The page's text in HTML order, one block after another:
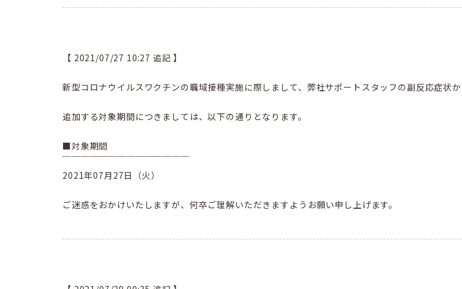
【 2021/07/27 10:27 追記 】
新型コロナウイルスワクチンの職域接種実施に際しまして、弊社サポートスタッフの副反応症状
追加する対象期間につきましては、以下の通りとなります。
■対象期間
￣￣￣￣￣￣￣￣￣￣￣￣￣￣
2021年07月27日（火）
ご迷惑をおかけいたしますが、何卒ご理解いただきますようお願い申し上げます。